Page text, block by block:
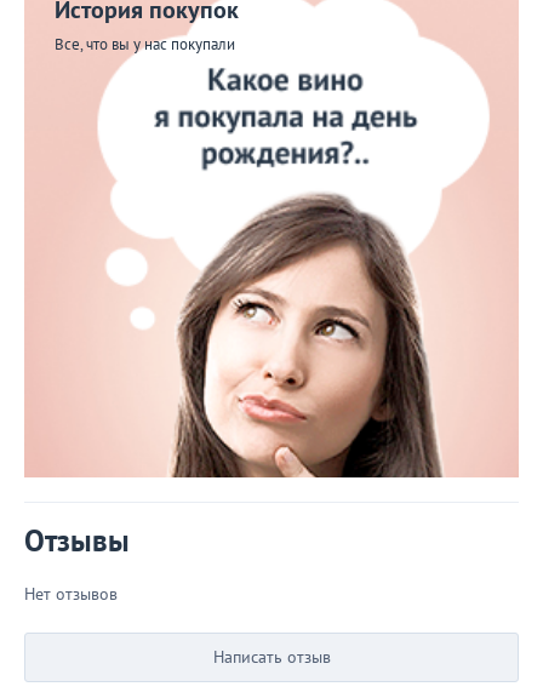
История покупок
Все, что вы у нас покупали
Отзывы
Нет отзывов
Написать отзыв